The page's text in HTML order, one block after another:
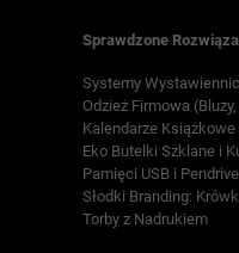
Sprawdzone
Systemy
Odzież Firmowa
Kalendarze Książkowe
Eko Butelki Szklane i
Pamięci USB i
Słodki Branding:
Torby z Nadrukiem